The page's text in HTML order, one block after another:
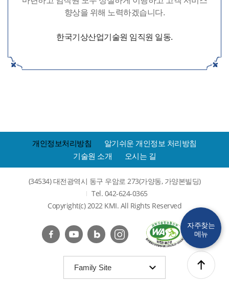
자주찾는
메뉴
향상을 위해 노력하겠습니다.
한국기상산업기술원 임직원 일동.
개인정보처리방침
알기쉬운 개인정보 처리방침
기술원 소개
오시는 길
Family Site(
목
(34534) 대전광역시 동구 우암로 273(가양동, 가양본빌딩)
Tel. 042-624-0365
Copyright(c) 2022 KMI. All Rights Reserved